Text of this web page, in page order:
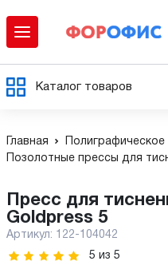
Каталог товаров
Главная
Позолотные прессы для
Goldpress 5
Артикул: 122-104042
5 из 5